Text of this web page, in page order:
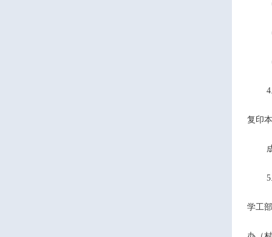
4.
复印
5.
学工